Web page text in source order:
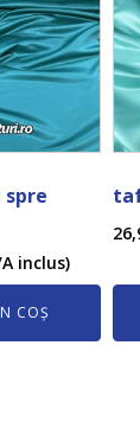
inclus)
COȘ